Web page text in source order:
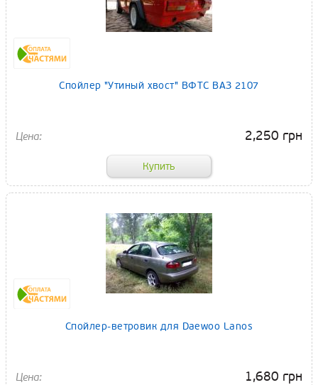
Спойлер "Утиный хвост" ВФТС ВАЗ 2107
2,250 грн
Спойлер-ветровик для Daewoo Lanos
1,680 грн